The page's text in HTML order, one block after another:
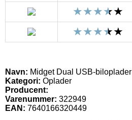
Navn: Midget Dual USB-biloplader
Kategori: Oplader
Producent:
Varenummer: 322949
EAN: 7640166320449